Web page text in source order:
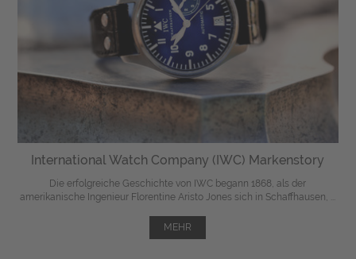
International Watch Company (IWC) Markenstory
Die erfolgreiche Geschichte von IWC begann 1868, als der
amerikanische Ingenieur Florentine Aristo Jones sich in Schaffhausen, ...
MEHR